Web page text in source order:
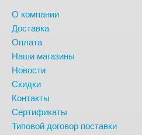
О компании
Доставка
Оплата
Наши магазины
Новости
Скидки
Контакты
Сертификаты
Типовой договор поставки